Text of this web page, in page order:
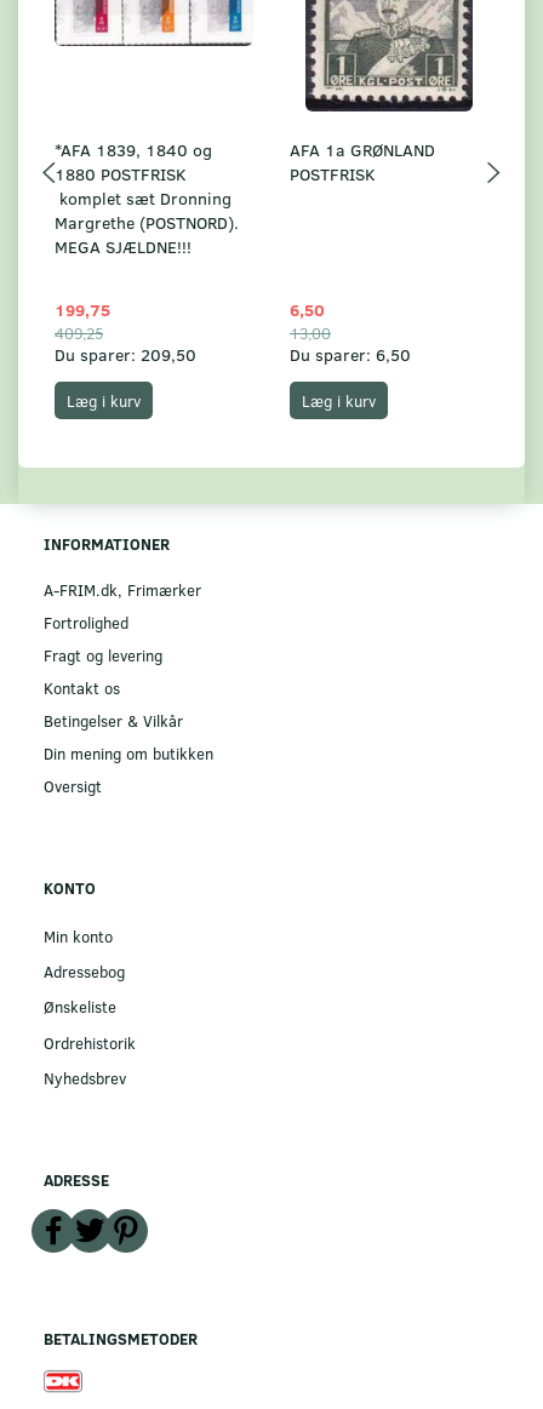
*AFA 1839, 1840 og
1880 POSTFRISK
komplet sæt Dronning
Margrethe (POSTNORD).
MEGA SJÆLDNE!!!
199,75
409,25
Du sparer: 209,50
Læg i kurv
AFA 1a GRØNLAND
POSTFRISK
6,50
13,00
Du sparer: 6,50
Læg i kurv
INFORMATIONER
A-FRIM.dk, Frimærker
Fortrolighed
Fragt og levering
Kontakt os
Betingelser & Vilkår
Din mening om butikken
Oversigt
KONTO
Min konto
Adressebog
Ønskeliste
Ordrehistorik
Nyhedsbrev
ADRESSE
BETALINGSMETODER